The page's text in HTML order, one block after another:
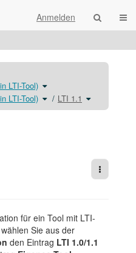
Anmelden
LTI-Tool) Schalte
den
unter
Konfiguration
(Kursbaustein
LTI-
Tool)
LTI-Tool) Schalte
denVerzeichnisbaum
unter
Konfiguration
LTI 1.1 Schalte
den
unter
LTI
Weitere
für ein Tool mit LTI-
Sie aus der
den Eintrag LTI 1.0/1.1